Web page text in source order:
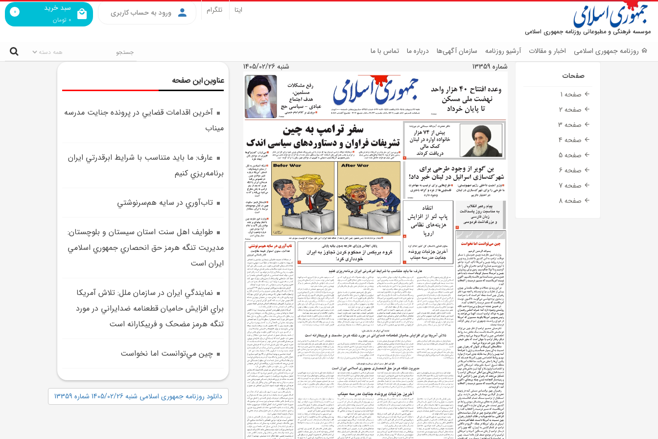
موسسه فرهنگی و مطبوعاتی روزنامه جمهوری اسلامی
سبد خرید
0 تومان
0 ورود به حساب کاربری ایتا تلگرام
روزنامه جمهوری اسلامی اخبار و مقالات آرشیو روزنامه سازمان آگهی‌ها درباره ما تماس با ما
صفحات
صفحه 1
صفحه 2
صفحه 3
صفحه 4
صفحه 5
صفحه 6
صفحه 7
صفحه 8
شماره 13359 شنبه 1405/02/26
عناوین این صفحه
آخرين اقدامات قضايي در پرونده جنايت مدرسه
ميناب
عارف: ما بايد متناسب با شرايط ابرقدرتي ايران
برنامه‌ريزي کنيم
تاب‌آوري در سايه هم‌سرنوشتي
طوايف اهل سنت استان سيستان و بلوچستان:
مديريت تنگه هرمز حق انحصاري جمهوري اسلامي
ايران است
نمايندگي ايران در سازمان ملل: تلاش آمريکا
براي افزايش حاميان قطعنامه ضدايراني در مورد
تنگه هرمز مضحک و فريبکارانه است
چين مي‌توانست اما نخواست
دانلود روزنامه جمهوری اسلامی شنبه 1405/02/26 شماره 13359